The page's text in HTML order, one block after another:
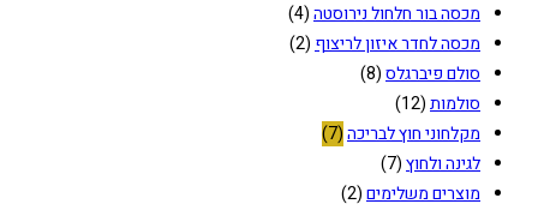
מכסה בור חלחול נירוסטה(4)
מכסה לחדר איזון לריצוף (2)
סולם פיברגלס(8)
סולמות​(12)
מקלחוני חוץ לבריכה(7)
לגינה ולחוץ(7)
מוצרים משלימים(2)